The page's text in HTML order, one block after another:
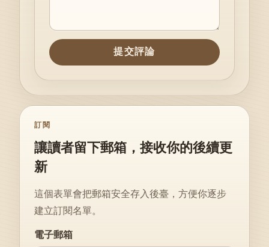
提交評論
訂閱
讓讀者留下郵箱，接收你的後續更
新
這個表單會把郵箱安全存入後臺，方便你逐步
建立訂閱名單。
電子郵箱
Website